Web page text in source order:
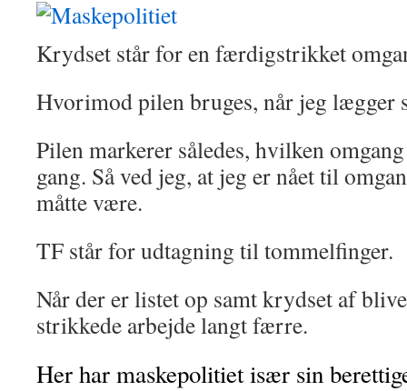
Krydset står for en færdigstrikket
Hvorimod pilen bruges, når jeg lægger
Pilen markerer således, hvilken
gang. Så ved jeg, at jeg er nået til
måtte være.
TF står for udtagning til tommelfinger.
Når der er listet op samt krydset af
strikkede arbejde langt færre.
Her har maskepolitiet især sin